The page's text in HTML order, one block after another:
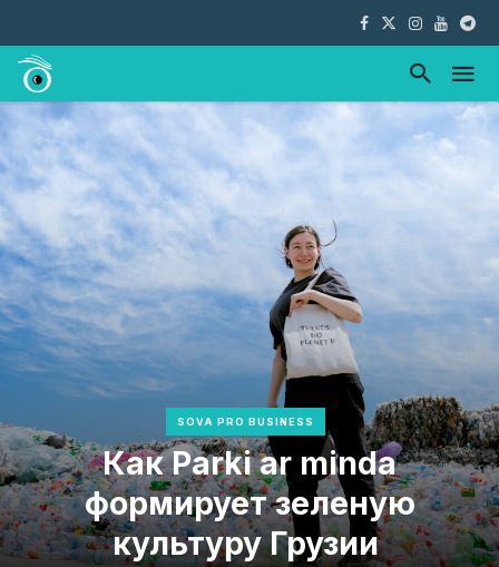
SOVA PRO BUSINESS
Как Parki ar minda
формирует зеленую
культуру Грузии